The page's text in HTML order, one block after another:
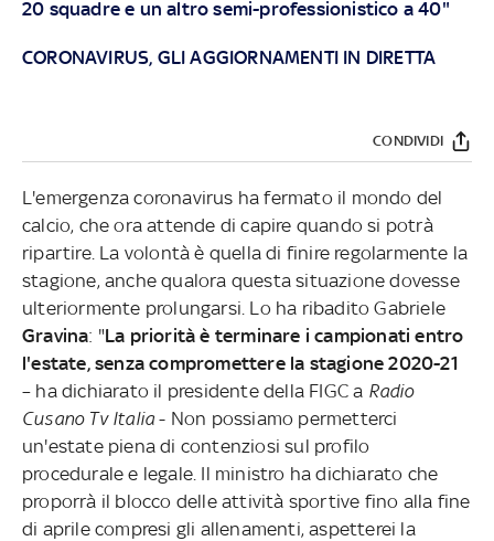
20 squadre e un altro semi-professionistico a 40"
CORONAVIRUS, GLI AGGIORNAMENTI IN DIRETTA
CONDIVIDI
L'emergenza coronavirus ha fermato il mondo del
calcio, che ora attende di capire quando si potrà
ripartire. La volontà è quella di finire regolarmente la
stagione, anche qualora questa situazione dovesse
ulteriormente prolungarsi. Lo ha ribadito Gabriele
Gravina: "La priorità è terminare i campionati entro
l'estate, senza compromettere la stagione 2020-21
– ha dichiarato il presidente della FIGC a Radio
Cusano Tv Italia- Non possiamo permetterci
un'estate piena di contenziosi sul profilo
procedurale e legale. Il ministro ha dichiarato che
proporrà il blocco delle attività sportive fino alla fine
di aprile compresi gli allenamenti, aspetterei la